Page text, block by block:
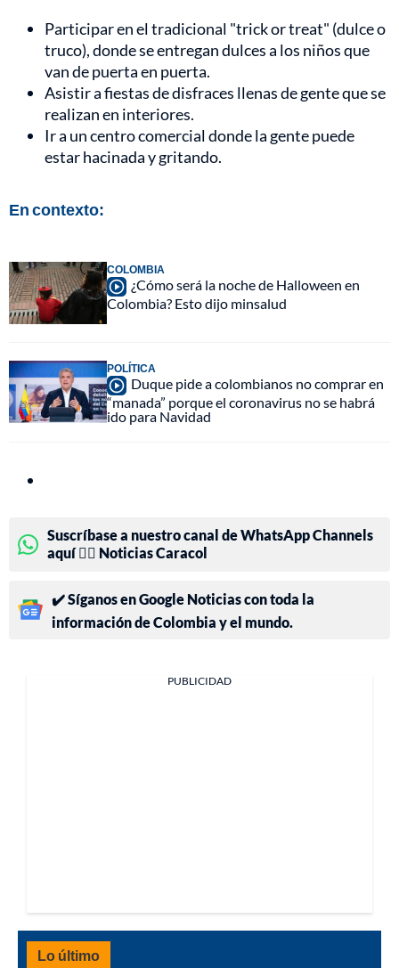
Participar en el tradicional "trick or treat" (dulce o
truco), donde se entregan dulces a los niños que
van de puerta en puerta.
Asistir a fiestas de disfraces llenas de gente que se
realizan en interiores.
Ir a un centro comercial donde la gente puede
estar hacinada y gritando.
En contexto:
COLOMBIA
¿Cómo será la noche de Halloween en
Colombia? Esto dijo minsalud
POLÍTICA
Duque pide a colombianos no comprar en
“manada” porque el coronavirus no se habrá
ido para Navidad
Suscríbase a nuestro canal de WhatsApp Channels
aquí 👉🏻 Noticias Caracol
✔️ Síganos en Google Noticias con toda la
información de Colombia y el mundo.
PUBLICIDAD
Lo último